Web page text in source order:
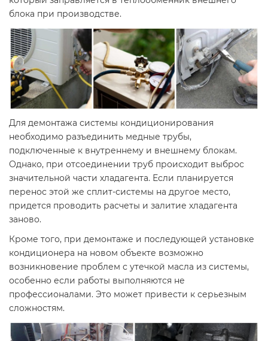
блока при производстве.
Для демонтажа системы кондиционирования
необходимо разъединить медные трубы,
подключенные к внутреннему и внешнему блокам.
Однако, при отсоединении труб происходит выброс
значительной части хладагента. Если планируется
перенос этой же сплит-системы на другое место,
придется проводить расчеты и залитие хладагента
заново.
Кроме того, при демонтаже и последующей установке
кондиционера на новом объекте возможно
возникновение проблем с утечкой масла из системы,
особенно если работы выполняются не
профессионалами. Это может привести к серьезным
сложностям.